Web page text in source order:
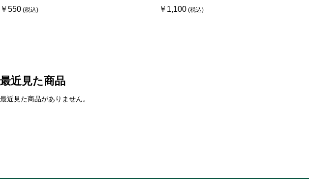
￥550 ￥1,100
最近見た商品
最近見た商品がありません。